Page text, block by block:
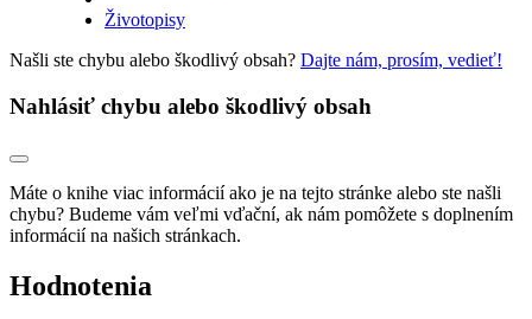
Životopisy
Našli ste chybu alebo škodlivý obsah? Dajte nám, prosím, vedieť!
Nahlásiť chybu alebo škodlivý obsah
Máte o knihe viac informácií ako je na tejto stránke alebo ste našli
chybu? Budeme vám veľmi vďační, ak nám pomôžete s doplnením
informácií na našich stránkach.
Hodnotenia